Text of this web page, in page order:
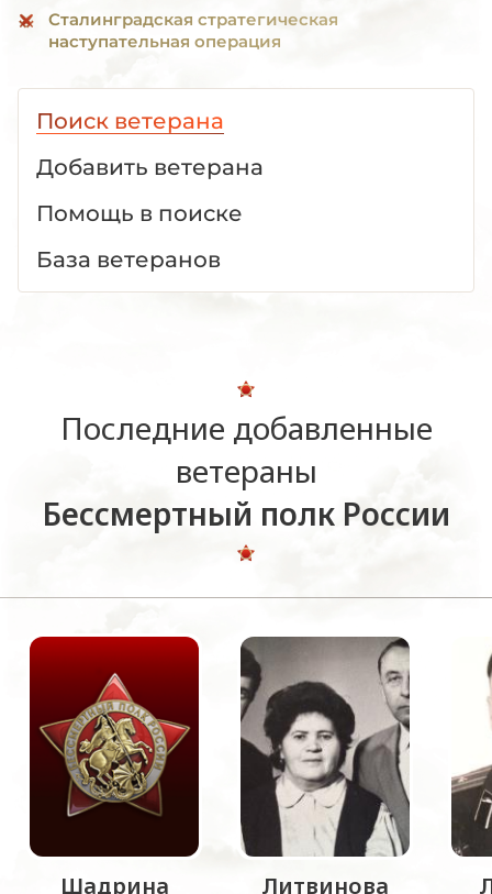
Сталинградская стратегическая
наступательная операция
Поиск ветерана
Добавить ветерана
Помощь в поиске
База ветеранов
Последние добавленные
ветераны
Бессмертный полк России
Шадрина Литвинова